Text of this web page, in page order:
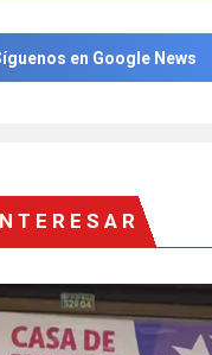
en Google News